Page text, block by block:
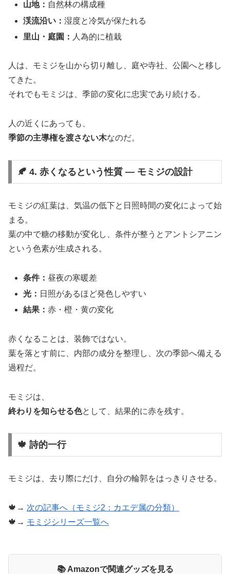
山地： 自然林の構成種
渓流沿い：湿度と冷気が保たれる
里山・庭園： 人為的に植栽
人は、モミジを山から切り離し、庭や寺社、公園へと移し
てきた。
それでもモミジは、季節の変化に忠実であり続ける。
人の近くにあっても、
季節の主導権を渡さない木なのだ。
🍂 4. 赤くなるという性質 ― モミジの設計
モミジの紅葉は、気温の低下と日照時間の変化によって始
まる。
葉の中で糖の移動が変化し、条件が整うとアントシアニン
という色素が生成される。
条件：昼夜の寒暖差
光： 日照があるほど発色しやすい
結果：赤・橙・黄の変化
赤くなることは、装飾ではない。
葉を落とす前に、内部の成分を整理し、次の季節へ備える
過程だ。
モミジは、
終わりを知らせる色として、結果的に赤を残す。
🍁 詩的一行
モミジは、去り際にだけ、自分の輪郭をはっきりさせる。
🍁→ 次の記事へ（モミジ2：カエデ属の分類）
🍁→ モミジシリーズ一覧へ
📚 Amazonで関連グッズを見る